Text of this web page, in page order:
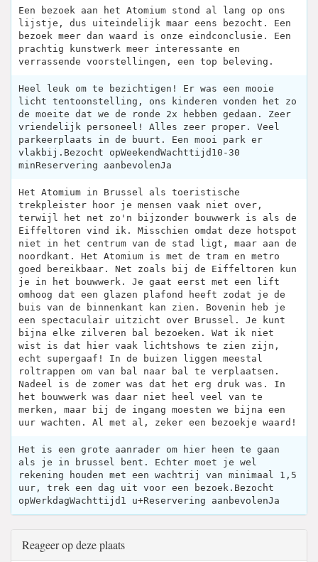
Een bezoek aan het Atomium stond al lang op ons
lijstje, dus uiteindelijk maar eens bezocht. Een
bezoek meer dan waard is onze eindconclusie. Een
prachtig kunstwerk meer interessante en
verrassende voorstellingen, een top beleving.
Heel leuk om te bezichtigen! Er was een mooie
licht tentoonstelling, ons kinderen vonden het zo
de moeite dat we de ronde 2x hebben gedaan. Zeer
vriendelijk personeel! Alles zeer proper. Veel
parkeerplaats in de buurt. Een mooi park er
vlakbij.Bezocht opWeekendWachttijd10-30
minReservering aanbevolenJa
Het Atomium in Brussel als toeristische
trekpleister hoor je mensen vaak niet over,
terwijl het net zo'n bijzonder bouwwerk is als de
Eiffeltoren vind ik. Misschien omdat deze hotspot
niet in het centrum van de stad ligt, maar aan de
noordkant. Het Atomium is met de tram en metro
goed bereikbaar. Net zoals bij de Eiffeltoren kun
je in het bouwwerk. Je gaat eerst met een lift
omhoog dat een glazen plafond heeft zodat je de
buis van de binnenkant kan zien. Bovenin heb je
een spectaculair uitzicht over Brussel. Je kunt
bijna elke zilveren bal bezoeken. Wat ik niet
wist is dat hier vaak lichtshows te zien zijn,
echt supergaaf! In de buizen liggen meestal
roltrappen om van bal naar bal te verplaatsen.
Nadeel is de zomer was dat het erg druk was. In
het bouwwerk was daar niet heel veel van te
merken, maar bij de ingang moesten we bijna een
uur wachten. Al met al, zeker een bezoekje waard!
Het is een grote aanrader om hier heen te gaan
als je in brussel bent. Echter moet je wel
rekening houden met een wachtrij van minimaal 1,5
uur, trek een dag uit voor een bezoek.Bezocht
opWerkdagWachttijd1 u+Reservering aanbevolenJa
Reageer op deze plaats